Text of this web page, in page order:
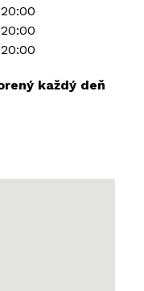
každý deň